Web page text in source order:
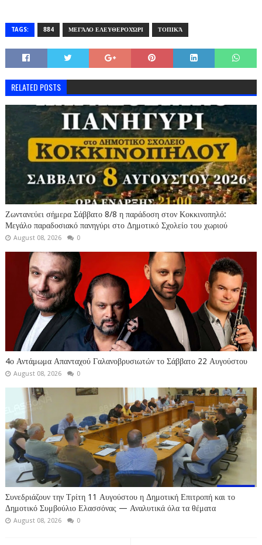
TAGS: 884 ΜΕΓΆΛΟ ΕΛΕΥΘΕΡΟΧΏΡΙ ΤΟΠΙΚΆ
RELATED POSTS
Ζωντανεύει σήμερα Σάββατο 8/8 η παράδοση στον Κοκκινοπηλό:
Μεγάλο παραδοσιακό πανηγύρι στο Δημοτικό Σχολείο του χωριού
August 08, 2026 0
4ο Αντάμωμα Απανταχού Γαλανοβρυσιωτών το Σάββατο 22 Αυγούστου
August 08, 2026 0
Συνεδριάζουν την Τρίτη 11 Αυγούστου η Δημοτική Επιτροπή και το
Δημοτικό Συμβούλιο Ελασσόνας — Αναλυτικά όλα τα θέματα
August 08, 2026 0